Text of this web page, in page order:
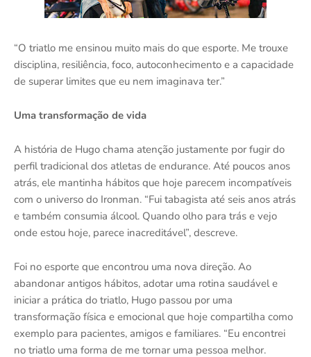
“O triatlo me ensinou muito mais do que esporte. Me trouxe
disciplina, resiliência, foco, autoconhecimento e a capacidade
de superar limites que eu nem imaginava ter.”
Uma transformação de vida
A história de Hugo chama atenção justamente por fugir do
perfil tradicional dos atletas de endurance. Até poucos anos
atrás, ele mantinha hábitos que hoje parecem incompatíveis
com o universo do Ironman. “Fui tabagista até seis anos atrás
e também consumia álcool. Quando olho para trás e vejo
onde estou hoje, parece inacreditável”, descreve.
Foi no esporte que encontrou uma nova direção. Ao
abandonar antigos hábitos, adotar uma rotina saudável e
iniciar a prática do triatlo, Hugo passou por uma
transformação física e emocional que hoje compartilha como
exemplo para pacientes, amigos e familiares. “Eu encontrei
no triatlo uma forma de me tornar uma pessoa melhor.